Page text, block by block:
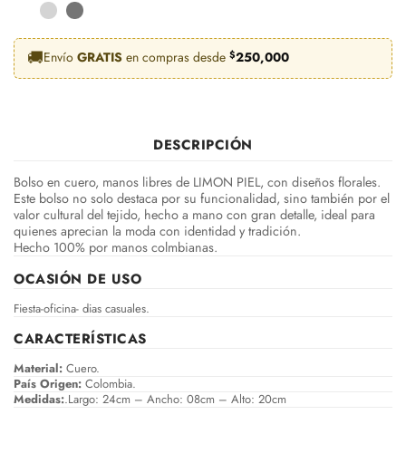
con4.6
de
5 en base
a
valoraciones
de clientes
🚚Envío GRATIS en compras desde $250,000
DESCRIPCIÓN
Bolso en cuero, manos libres de LIMON PIEL, con diseños florales.
Este bolso no solo destaca por su funcionalidad, sino también por el
valor cultural del tejido, hecho a mano con gran detalle, ideal para
quienes aprecian la moda con identidad y tradición.
Hecho 100% por manos colmbianas.
OCASIÓN DE USO
Fiesta-oficina- dias casuales.
CARACTERÍSTICAS
Material: Cuero.
País Origen: Colombia.
Medidas:.Largo: 24cm – Ancho: 08cm – Alto: 20cm